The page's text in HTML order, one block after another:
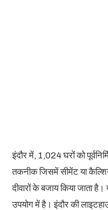
इंदौर में, 1,024 घरों को
तकनीक जिसमें सीमेंट या
दीवारों के बजाय किया जाता
उपयोग में है। इंदौर की